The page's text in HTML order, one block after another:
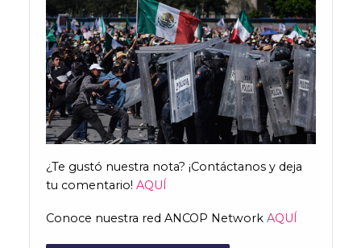
¿Te gustó nuestra nota? ¡Contáctanos y deja
tu comentario! AQUÍ
Conoce nuestra red ANCOP Network AQUÍ